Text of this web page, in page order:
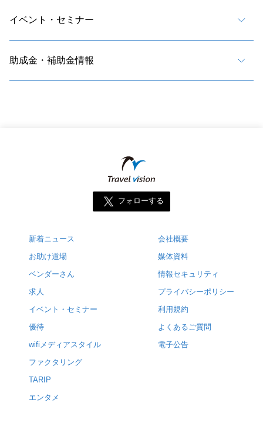
イベント・セミナー
助成金・補助金情報
フォローする
新着ニュース
お助け道場
ベンダーさん
求人
イベント・セミナー
優待
wifiメディアスタイル
ファクタリング
TARIP
エンタメ
会社概要
媒体資料
情報セキュリティ
プライバシーポリシー
利用規約
よくあるご質問
電子公告